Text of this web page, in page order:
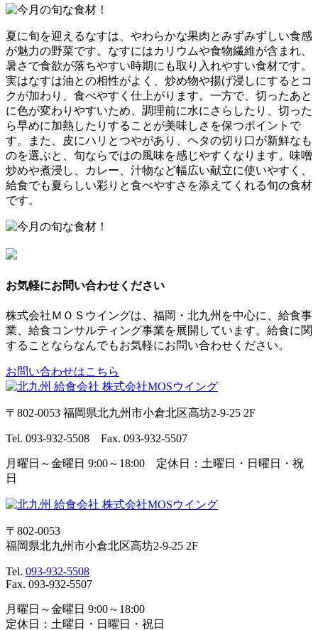
夏に旬を迎えるなすは、やわらかな果肉とみずみずしい食感
が魅力の野菜です。なすにはカリウムや食物繊維が含まれ、
暑さで食欲が落ちやすい時期にも取り入れやすい食材です。
実はなすは油との相性がよく、炒め物や揚げ浸しにするとコ
クが加わり、食べやすく仕上がります。一方で、切ったあと
に色が変わりやすいため、調理前に水にさらしたり、切った
ら早めに加熱したりすることが美味しさを保つポイントで
す。また、皮にハリとつやがあり、ヘタの切り口が新鮮なも
のを選ぶと、旬ならではの風味を感じやすくなります。味噌
炒めや煮浸し、カレー、汁物など幅広い献立に使いやすく、
給食でも夏らしい彩りと食べやすさを添えてくれる旬の食材
です。
お気軽にお問い合わせください
株式会社ＭＯＳウイングは、福岡・北九州を中心に、給食事
業、給食コンサルティング事業を展開しています。給食に関
することならなんでもお気軽にお問い合わせください。
お問い合わせはこちら
〒802-0053 福岡県北九州市小倉北区高坊2-9-25 2F
Tel. 093-932-5508 Fax. 093-932-5507
月曜日～金曜日 9:00～18:00 定休日：土曜日・日曜日・祝
日
〒802-0053
福岡県北九州市小倉北区高坊2-9-25 2F
Tel. 093-932-5508
Fax. 093-932-5507
月曜日～金曜日 9:00～18:00
定休日：土曜日・日曜日・祝日